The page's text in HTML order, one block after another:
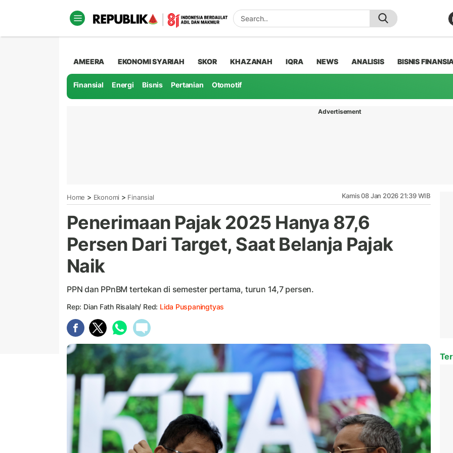
AMEERA EKONOMI SYARIAH SKOR KHAZANAH IQRA NEWS ANALISIS BISNIS
Finansial Energi Bisnis Pertanian Otomotif
Advertisement
Home > Ekonomi > Finansial Kamis 08 Jan 2026 21:39 WIB
Penerimaan Pajak 2025 Hanya 87,6
Persen Dari Target, Saat Belanja Pajak
Naik
PPN dan PPnBM tertekan di semester pertama, turun 14,7 persen.
Rep: Dian Fath Risalah/ Red: Lida Puspaningtyas